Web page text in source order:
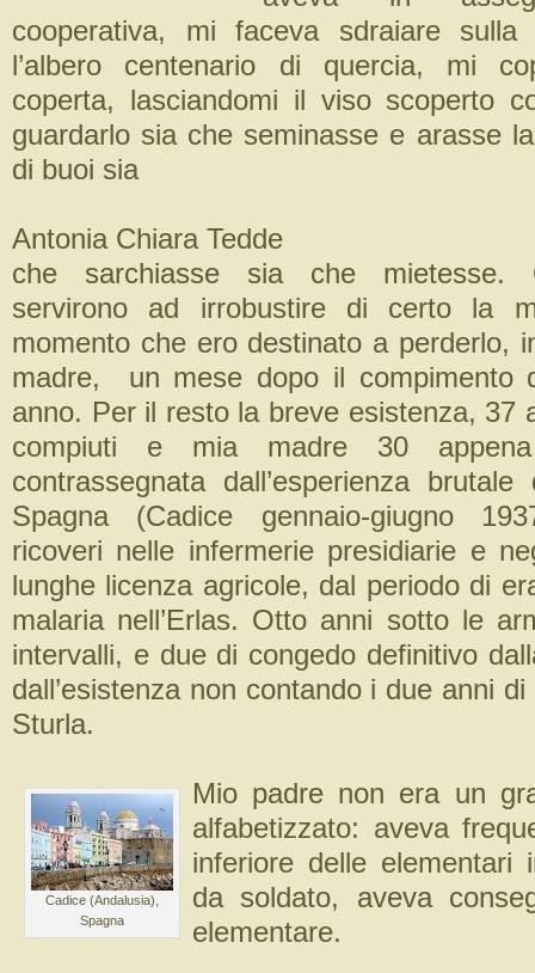
cooperativa, mi faceva sdraiare sulla
l’albero centenario di quercia, mi
coperta, lasciandomi il viso scoperto
guardarlo sia che seminasse e arasse
di buoi sia
Antonia Chiara Tedde
che sarchiasse sia che mietesse.
servirono ad irrobustire di certo la
momento che ero destinato a perderlo,
madre, un mese dopo il compimento
anno. Per il resto la breve esistenza, 37
compiuti e mia madre 30
contrassegnata dall’esperienza
Spagna (Cadice gennaio-giugno
ricoveri nelle infermerie presidiarie e
lunghe licenza agricole, dal periodo di
malaria nell’Erlas. Otto anni sotto le
intervalli, e due di congedo definitivo
dall’esistenza non contando i due anni
Sturla.
Cadice (Andalusia),
Spagna
Mio padre non era un
alfabetizzato: aveva
inferiore delle elementari
da soldato, aveva
elementare.